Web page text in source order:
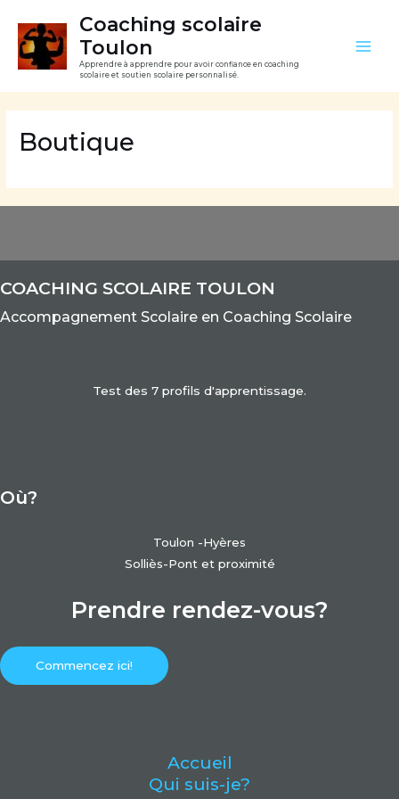
contenu
Coaching scolaire
Toulon
Apprendre à apprendre pour avoir confiance en coaching
scolaire et soutien scolaire personnalisé.
Boutique
COACHING SCOLAIRE TOULON
Accompagnement Scolaire en Coaching Scolaire
Test des 7 profils d'apprentissage.
Où?
Toulon -Hyères
Solliès-Pont et proximité
Prendre rendez-vous?
Commencez ici!
Accueil
Qui suis-je?